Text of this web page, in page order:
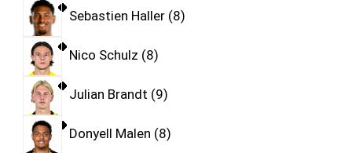
Sebastien Haller 8
Nico Schulz 8
Julian Brandt 9
Donyell Malen 8